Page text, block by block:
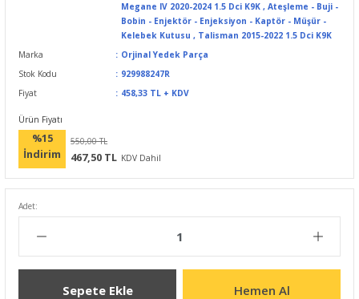
Megane IV 2020-2024 1.5 Dci K9K , Ateşleme - Buji -
Bobin - Enjektör - Enjeksiyon - Kaptör - Müşür -
Kelebek Kutusu , Talisman 2015-2022 1.5 Dci K9K
Marka
Orjinal Yedek Parça
Stok Kodu
929988247R
Fiyat
458,33 TL + KDV
Ürün Fiyatı
%15
İndirim
550,00 TL
467,50 TL KDV Dahil
Adet:
Sepete Ekle Hemen Al